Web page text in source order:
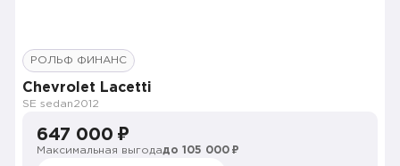
РОЛЬФ ФИНАНС
Chevrolet Lacetti
SE sedan2012
647 000 ₽
Максимальная выгодадо 105 000 ₽